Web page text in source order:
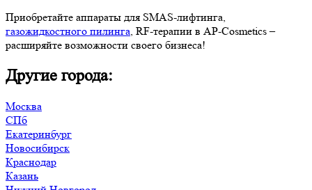
Приобретайте аппараты для SMAS-лифтинга,
газожидкостного пилинга, RF-терапии в AP-Cosmetics –
расширяйте возможности своего бизнеса!
Другие города:
Москва
СПб
Екатеринбург
Новосибирск
Краснодар
Казань